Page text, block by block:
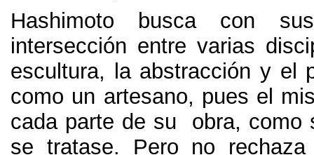
Hashimoto busca con
intersección entre varias
escultura, la abstracción y el
como un artesano, pues el
cada parte de su obra, como
se tratase. Pero no